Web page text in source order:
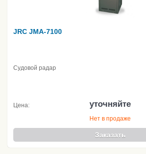
JRC JMA-7100
Судовой радар
Цена: уточняйте
Нет в продаже
Заказать